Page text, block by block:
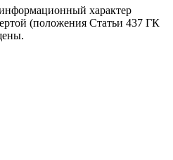
характер
(положения Статьи 437 ГК